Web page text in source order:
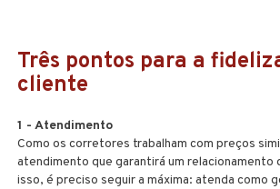
Três pontos para a
cliente
1 - Atendimento
Como os corretores trabalham com preços
atendimento que garantirá um relacionamento
isso, é preciso seguir a máxima: atenda como